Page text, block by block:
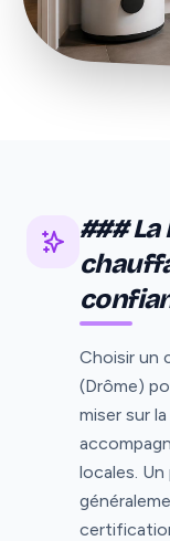
### La
Choisir un
(Drôme)
miser sur
locales.